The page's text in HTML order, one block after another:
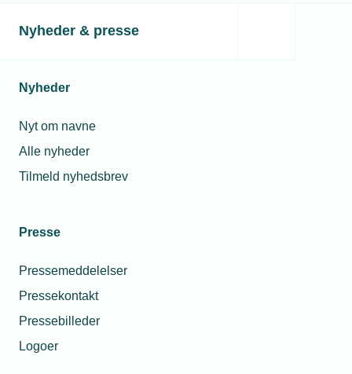
Nyheder & presse
Nyheder
Nyt om navne
Alle nyheder
Tilmeld nyhedsbrev
Presse
Pressemeddelelser
Pressekontakt
Pressebilleder
Logoer